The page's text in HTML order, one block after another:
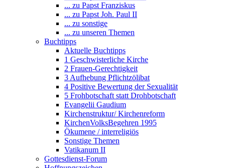
... zu Papst Franziskus
... zu Papst Joh. Paul II
... zu sonstige
... zu unseren Themen
Buchtipps
Aktuelle Buchtipps
1 Geschwisterliche Kirche
2 Frauen-Gerechtigkeit
3 Aufhebung Pflichtzölibat
4 Positive Bewertung der Sexualität
5 Frohbotschaft statt Drohbotschaft
Evangelii Gaudium
Kirchenstruktur/ Kirchenreform
KirchenVolksBegehren 1995
Ökumene / interreligiös
Sonstige Themen
Vatikanum II
Gottesdienst-Forum